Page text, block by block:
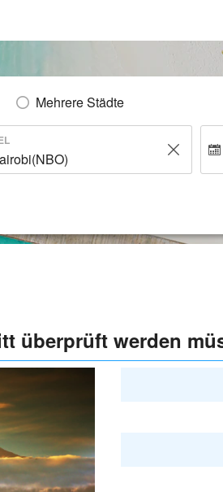
Mehrere Städte
überprüft werden